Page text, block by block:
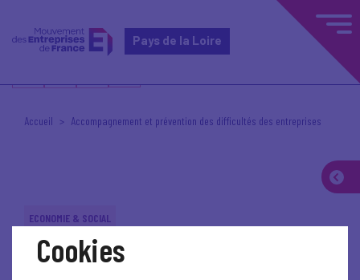
Pays de la Loire
Accueil Accompagnement et prévention des difficultés des entreprises
ECONOMIE & SOCIAL
Cookies